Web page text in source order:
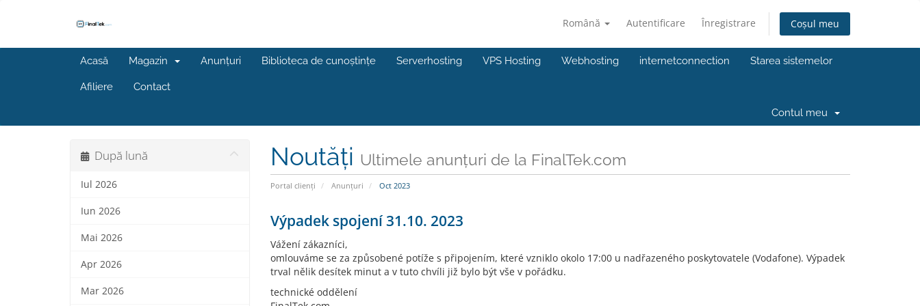
Română Autentificare Înregistrare Coșul meu
Acasă Magazin Anunțuri Biblioteca de cunoștințe Serverhosting VPS Hosting Webhosting internetconnection Starea sistemelor
Afiliere Contact
Contul meu
Noutăți Ultimele anunțuri de la FinalTek.com
Portal clienți Anunțuri Oct 2023
După lună
Iul 2026
Iun 2026
Mai 2026
Apr 2026
Mar 2026
Výpadek spojení 31.10. 2023
Vážení zákazníci,
omlouváme se za způsobené potíže s připojením, které vzniklo okolo 17:00 u nadřazeného poskytovatele (Vodafone). Výpadek
trval nělik desítek minut a v tuto chvíli již bylo být vše v pořádku.
technické oddělení